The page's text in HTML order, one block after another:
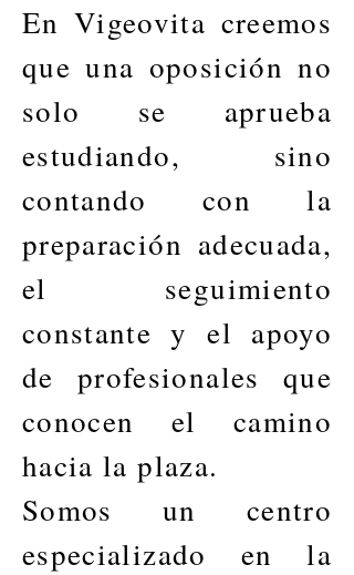
En Vigeovita creemos
que una oposición no
solo se aprueba
estudiando, sino
contando con la
preparación adecuada,
el seguimiento
constante y el apoyo
de profesionales que
conocen el camino
hacia la plaza.
Somos un centro
especializado en la